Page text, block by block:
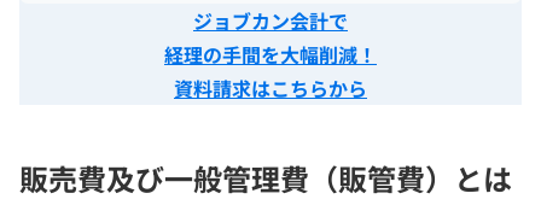
ジョブカン会計で
経理の手間を大幅削減！
資料請求はこちらから
販売費及び一般管理費（販管費）とは